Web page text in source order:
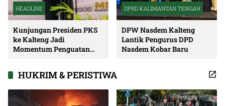
HEADLINE
Kunjungan Presiden PKS
ke Kalteng Jadi
Momentum Penguatan
DPRD KALIMANTAN TENGAH
DPW Nasdem Kalteng
Lantik Pengurus DPD
Nasdem Kobar Baru
HUKRIM & PERISTIWA